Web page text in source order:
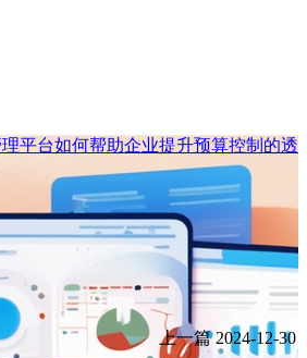
平台如何帮助企业提升预算控制的透
上一篇 2024-12-30